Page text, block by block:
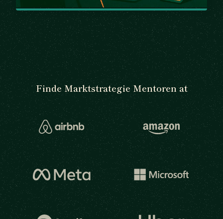
Finde Marktstrategie Mentoren at